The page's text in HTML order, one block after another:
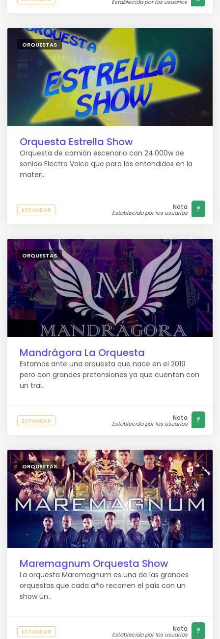
Establecida por los usuarios
ORQUESTAS
Orquesta Estrella Show
Orquesta de camión escenario con 24.000w de
sonido Electro Voice que para los entendidos en la
materi..
ESTANDAR Nota
Establecida por los usuarios ?
ORQUESTAS
Mandrágora La Orquesta
Estamos ante una orquesta que nace en el 2019
pero con grandes pretensiones ya que cuentan con
un trai..
ESTANDAR Nota
Establecida por los usuarios ?
ORQUESTAS
Maremagnum Orquesta Show
La orquesta Maremagnum es una de las grandes
orquestas que cada año recorren el país con un
show ún..
ESTANDAR Nota
Establecida por los usuarios ?